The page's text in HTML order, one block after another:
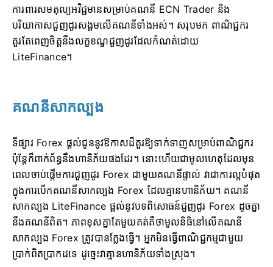
ការពារសមតុល្យអវិជ្ជមានសម្រាប់គណនី ECN Trader និង
បរិយាកាសជួញដូរសង្គមលើគណនីទាំងអស់។ សរុបមក ពាណិជ្ជករ
គួរតែពេញចិត្តនឹងលក្ខខណ្ឌជួញដូរដែលកំណត់ដោយ
LiteFinance។
គណនីសាកល្បង
ទីផ្សារ Forex ផ្តល់ជូននូវឱកាសដ៏គួរឱ្យទាក់ទាញសម្រាប់ពាណិជ្ជករ
ប៉ុន្តែក៏ពាក់ព័ន្ធនឹងហានិភ័យផងដែរ។ នោះហើយជាមូលហេតុដែលមុន
ពេលចាប់ផ្តើមការជួញដូរ Forex ជាមួយគណនីផ្ទាល់ វាជាការល្អបំផុត
ក្នុងការបើកគណនីសាកល្បង Forex ដែលគ្មានហានិភ័យ។ គណនី
សាកល្បង LiteFinance ផ្តល់នូវបទពិសោធន៍ជួញដូរ Forex ដូចគ្នា
នឹងគណនីពិត។ ភាពខុសគ្នាតែមួយគត់គឺថាមូលនិធិនៅលើគណនី
សាកល្បង Forex ត្រូវបានក្លែងធ្វើ។ អ្នកមិនធ្វើពាណិជ្ជកម្មជាមួយ
ប្រាក់ពិតប្រាកដទេ ដូច្នេះវាគ្មានហានិភ័យទាំងស្រុង។